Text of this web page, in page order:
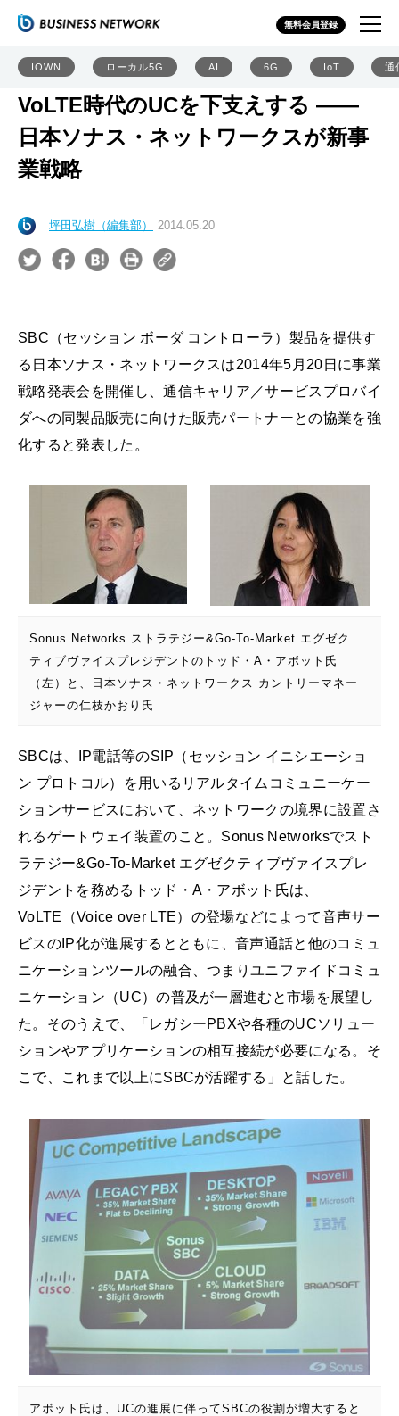
無料会員登録
IOWN ローカル5G AI 6G IoT 通
VoLTE時代のUCを下支えする ――
日本ソナス・ネットワークスが新事
業戦略
坪田弘樹（編集部） 2014.05.20
SBC（セッション ボーダ コントローラ）製品を提供す
る日本ソナス・ネットワークスは2014年5月20日に事業
戦略発表会を開催し、通信キャリア／サービスプロバイ
ダへの同製品販売に向けた販売パートナーとの協業を強
化すると発表した。
Sonus Networks ストラテジー&Go-To-Market エグゼク
ティブヴァイスプレジデントのトッド・A・アボット氏
（左）と、日本ソナス・ネットワークス カントリーマネー
ジャーの仁枝かおり氏
SBCは、IP電話等のSIP（セッション イニシエーショ
ン プロトコル）を用いるリアルタイムコミュニーケー
ションサービスにおいて、ネットワークの境界に設置さ
れるゲートウェイ装置のこと。Sonus Networksでスト
ラテジー&Go-To-Market エグゼクティブヴァイスプレ
ジデントを務めるトッド・A・アボット氏は、
VoLTE（Voice over LTE）の登場などによって音声サー
ビスのIP化が進展するとともに、音声通話と他のコミュ
ニケーションツールの融合、つまりユニファイドコミュ
ニケーション（UC）の普及が一層進むと市場を展望し
た。そのうえで、「レガシーPBXや各種のUCソリュー
ションやアプリケーションの相互接続が必要になる。そ
こで、これまで以上にSBCが活躍する」と話した。
アボット氏は、UCの進展に伴ってSBCの役割が増大すると